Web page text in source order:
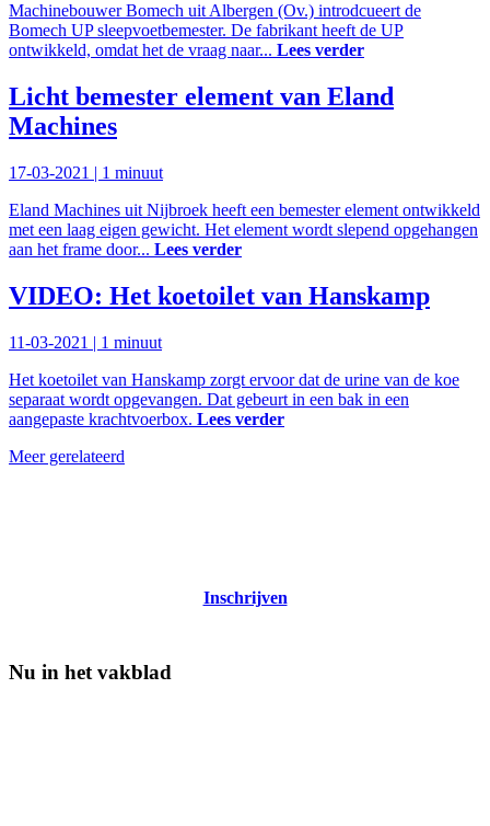
Machinebouwer Bomech uit Albergen (Ov.) introdcueert de
Bomech UP sleepvoetbemester. De fabrikant heeft de UP
ontwikkeld, omdat het de vraag naar... Lees verder
Licht bemester element van Eland
Machines
17-03-2021 | 1 minuut
Eland Machines uit Nijbroek heeft een bemester element ontwikkeld
met een laag eigen gewicht. Het element wordt slepend opgehangen
aan het frame door... Lees verder
VIDEO: Het koetoilet van Hanskamp
11-03-2021 | 1 minuut
Het koetoilet van Hanskamp zorgt ervoor dat de urine van de koe
separaat wordt opgevangen. Dat gebeurt in een bak in een
aangepaste krachtvoerbox. Lees verder
Meer gerelateerd
Inschrijven
Nu in het vakblad